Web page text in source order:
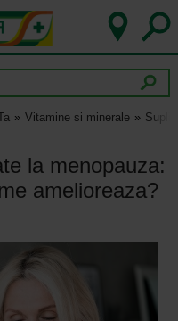
Vitamine si minerale
la menopauza:
amelioreaza?